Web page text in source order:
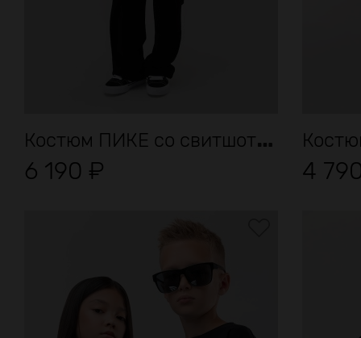
К
остюм ПИКЕ со свитшотом
6 190 ₽ 4